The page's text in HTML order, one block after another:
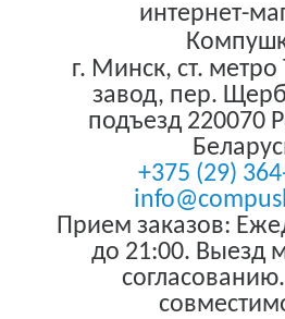
интернет-
г. Минск, ст.
завод, пер.
подъезд 220070
+375 (29)
Прием заказов:
до 21:00. Выезд